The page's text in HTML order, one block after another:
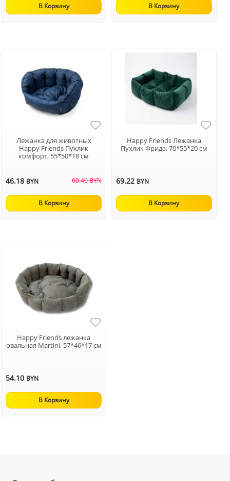
В Корзину В Корзину
Лежанка для животных
Happy Friends Пухлик
комфорт, 55*50*18 см
46.18 BYN 60.40 BYN
В Корзину
Happy Friends Лежанка
Пухлик Фрида, 70*55*20 см
69.22 BYN
В Корзину
Happy Friends лежанка
овальная Martini, 57*46*17 см
54.10 BYN
В Корзину